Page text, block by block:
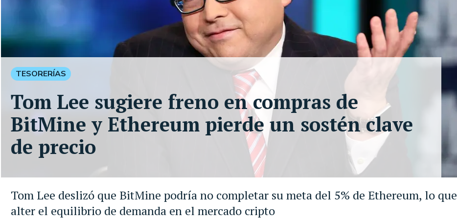
Tom Lee deslizó que BitMine podría no completar su meta del 5% de Ethereum, lo que
alter el equilibrio de demanda en el mercado cripto
TESORERÍAS
Tom Lee sugiere freno en compras de
BitMine y Ethereum pierde un sostén clave
de precio